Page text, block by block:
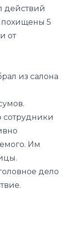
действий
5
от
из салона
Им
дело